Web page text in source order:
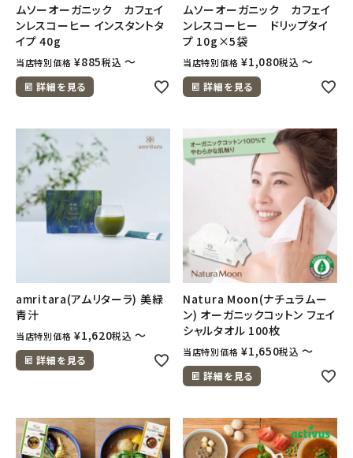
キッチン用品
フード・ドリンク
定期購入
オリジナルブランド
ナチュラムーン
エコメイト
ナチュラプラス
アルモニベルツ
ムソーオーガニック カフェイ
ンレスコーヒー インスタントタ
イプ 40g
当店特別価格 ¥885税込 〜
詳細を見る
ムソーオーガニック カフェイ
ンレスコーヒー ドリップタイ
プ 10g×5袋
当店特別価格 ¥1,080税込 〜
詳細を見る
amritara(アムリターラ) 美緑
青汁
当店特別価格 ¥1,620税込 〜
詳細を見る
Natura Moon(ナチュラムー
ン) オーガニックコットン フェイ
シャルタオル 100枚
当店特別価格 ¥1,650税込 〜
詳細を見る